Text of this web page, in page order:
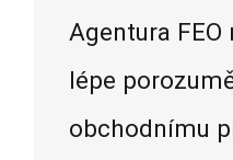
Agentura
lépe
obchodnímu